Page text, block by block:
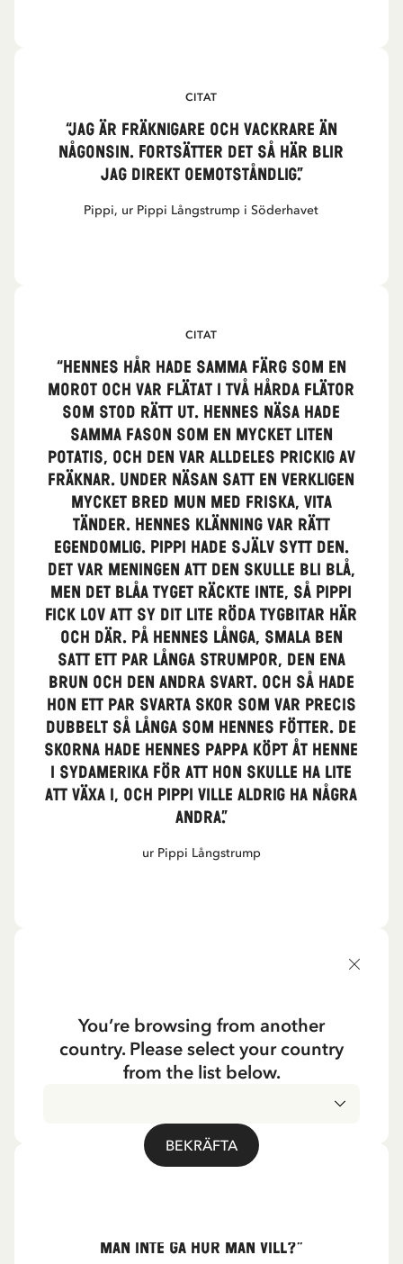
CITAT
“Jag är fräknigare och vackrare än
någonsin. Fortsätter det så här blir
jag direkt oemotståndlig.”
Pippi, ur Pippi Långstrump i Söderhavet
CITAT
“Hennes hår hade samma färg som en
morot och var flätat i två hårda flätor
som stod rätt ut. Hennes näsa hade
samma fason som en mycket liten
potatis, och den var alldeles prickig av
fräknar. Under näsan satt en verkligen
mycket bred mun med friska, vita
tänder. Hennes klänning var rätt
egendomlig. Pippi hade själv sytt den.
Det var meningen att den skulle bli blå,
men det blåa tyget räckte inte, så Pippi
fick lov att sy dit lite röda tygbitar här
och där. På hennes långa, smala ben
satt ett par långa strumpor, den ena
brun och den andra svart. Och så hade
hon ett par svarta skor som var precis
dubbelt så långa som hennes fötter. De
skorna hade hennes pappa köpt åt henne
i Sydamerika för att hon skulle ha lite
att växa i, och Pippi ville aldrig ha några
andra.”
ur Pippi Långstrump
blev det också en märklig flicka.”
Astrid Lindgren om Pippi Långstrump
man inte gå hur man vill?”
You’re browsing from another
country. Please select your country
from the list below.
BEKRÄFTA